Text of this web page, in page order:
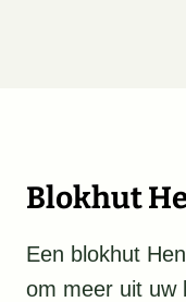
Blokhut
Een blokhut
om meer uit uw